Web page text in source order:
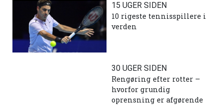
15 UGER SIDEN
10 rigeste tennisspillere i
verden
30 UGER SIDEN
Rengøring efter rotter –
hvorfor grundig
oprensning er afgørende